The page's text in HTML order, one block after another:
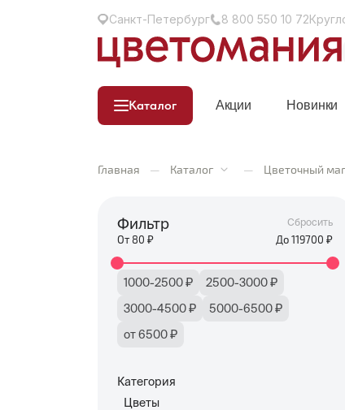
Санкт-Петербург 8 800 550 10 72
Каталог Акции Новинки
Главная — Каталог — Цветочный
Фильтр Сбросить
От 80 ₽ До119700 ₽
1000-2500 ₽
2500-3000 ₽
3000-4500 ₽
5000-6500 ₽
от 6500 ₽
Категория
Цветы